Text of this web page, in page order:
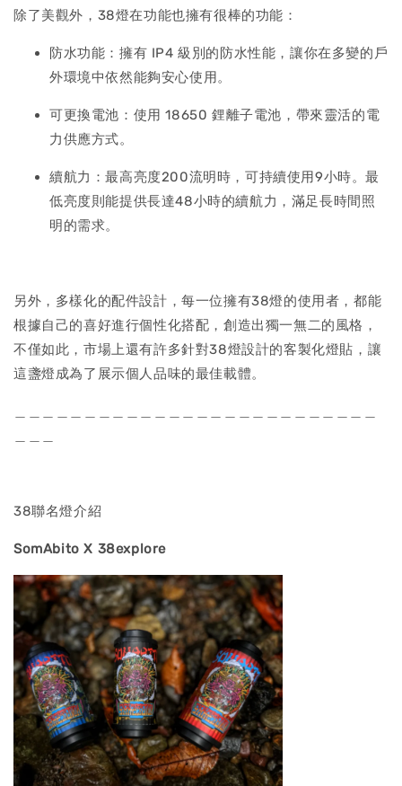
除了美觀外，38燈在功能也擁有很棒的功能：
防水功能：擁有 IP4 級別的防水性能，讓你在多變的戶
外環境中依然能夠安心使用。
可更換電池：使用 18650 鋰離子電池，帶來靈活的電
力供應方式。
續航力：最高亮度200流明時，可持續使用9小時。最
低亮度則能提供長達48小時的續航力，滿足長時間照
明的需求。
另外，多樣化的配件設計，每一位擁有38燈的使用者，都能
根據自己的喜好進行個性化搭配，創造出獨一無二的風格，
不僅如此，市場上還有許多針對38燈設計的客製化燈貼，讓
這盞燈成為了展示個人品味的最佳載體。
38聯名燈介紹
SomAbito X 38explore